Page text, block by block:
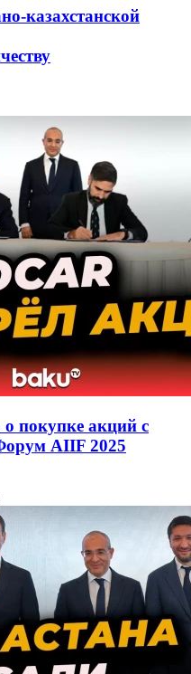
казахстанской
покупке акций с
AIIF 2025